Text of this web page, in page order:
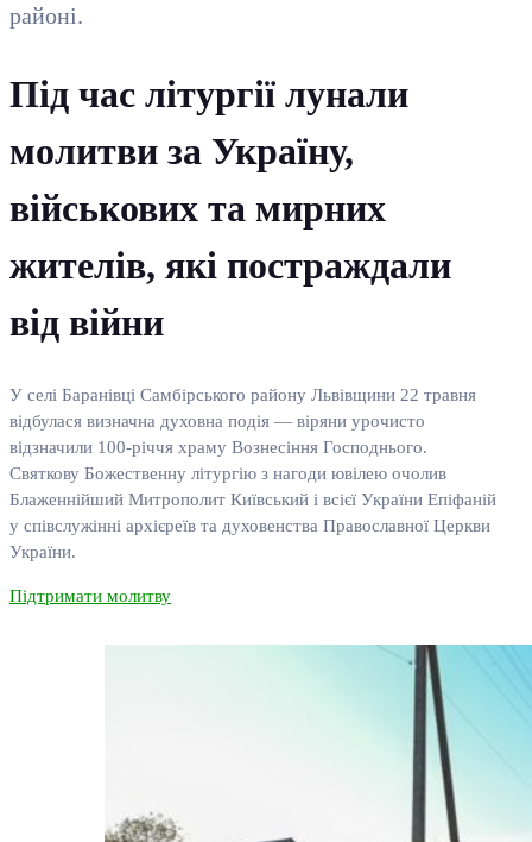
районі.
Під час літургії лунали
молитви за Україну,
військових та мирних
жителів, які постраждали
від війни
У селі Баранівці Самбірського району Львівщини 22 травня
відбулася визначна духовна подія — віряни урочисто
відзначили 100-річчя храму Вознесіння Господнього.
Святкову Божественну літургію з нагоди ювілею очолив
Блаженнійший Митрополит Київський і всієї України Епіфаній
у співслужінні архієреїв та духовенства Православної Церкви
України.
Підтримати молитву